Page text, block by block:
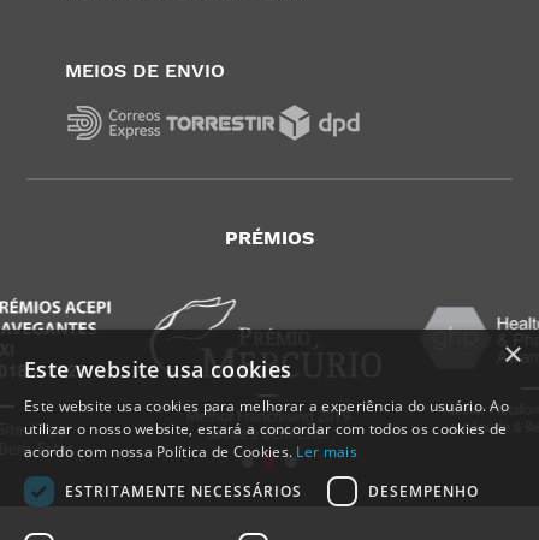
MEIOS DE ENVIO
PRÉMIOS
×
Este website usa cookies
Este website usa cookies para melhorar a experiência do usuário. Ao
utilizar o nosso website, estará a concordar com todos os cookies de
acordo com nossa Política de Cookies. Ler mais
ESTRITAMENTE NECESSÁRIOS
DESEMPENHO